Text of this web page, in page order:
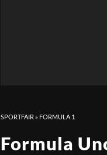
SPORTFAIR » FORMULA 1
Formula